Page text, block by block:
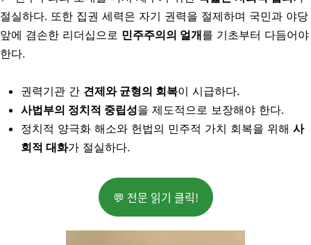
절실하다. 또한 집권 세력은 자기 권력을 절제하며 국민과 야당
앞에 겸손한 리더십으로 민주주의의 얼개를 기초부터 다듬어야
한다.
권력기관 간 견제와 균형의 회복이 시급하다.
사법부의 정치적 중립성을 제도적으로 보장해야 한다.
정치적 양극화 해소와 헌법의 민주적 가치 회복을 위해 사
회적 대화가 절실하다.
💬 전문 읽기 클릭!